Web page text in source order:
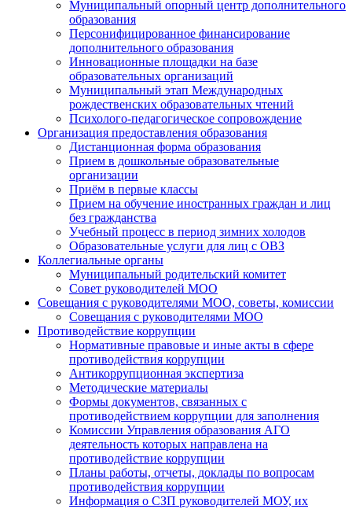
Муниципальный опорный центр дополнительного
образования
Персонифицированное финансирование
дополнительного образования
Инновационные площадки на базе
образовательных организаций
Муниципальный этап Международных
рождественских образовательных чтений
Психолого-педагогическое сопровождение
Организация предоставления образования
Дистанционная форма образования
Прием в дошкольные образовательные
организации
Приём в первые классы
Прием на обучение иностранных граждан и лиц
без гражданства
Учебный процесс в период зимних холодов
Образовательные услуги для лиц с ОВЗ
Коллегиальные органы
Муниципальный родительский комитет
Совет руководителей МОО
Совещания с руководителями МОО, советы, комиссии
Совещания с руководителями МОО
Противодействие коррупции
Нормативные правовые и иные акты в сфере
противодействия коррупции
Антикоррупционная экспертиза
Методические материалы
Формы документов, связанных с
противодействием коррупции для заполнения
Комиссии Управления образования АГО
деятельность которых направлена на
противодействие коррупции
Планы работы, отчеты, доклады по вопросам
противодействия коррупции
Информация о СЗП руководителей МОУ, их